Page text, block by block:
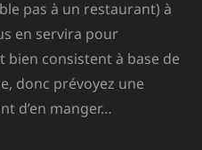
pas à un restaurant) à
en servira pour
bien consistent à base de
donc prévoyez une
d’en manger…